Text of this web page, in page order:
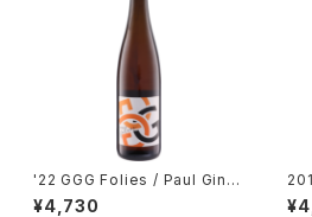
'22 GGG Folies / Paul Gingl
inger
¥4,730